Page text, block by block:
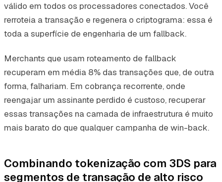
válido em todos os processadores conectados. Você
rerroteia a transação e regenera o criptograma: essa é
toda a superfície de engenharia de um fallback.
Merchants que usam roteamento de fallback
recuperam em média 8% das transações que, de outra
forma, falhariam. Em cobrança recorrente, onde
reengajar um assinante perdido é custoso, recuperar
essas transações na camada de infraestrutura é muito
mais barato do que qualquer campanha de win-back.
Combinando tokenização com 3DS para
segmentos de transação de alto risco